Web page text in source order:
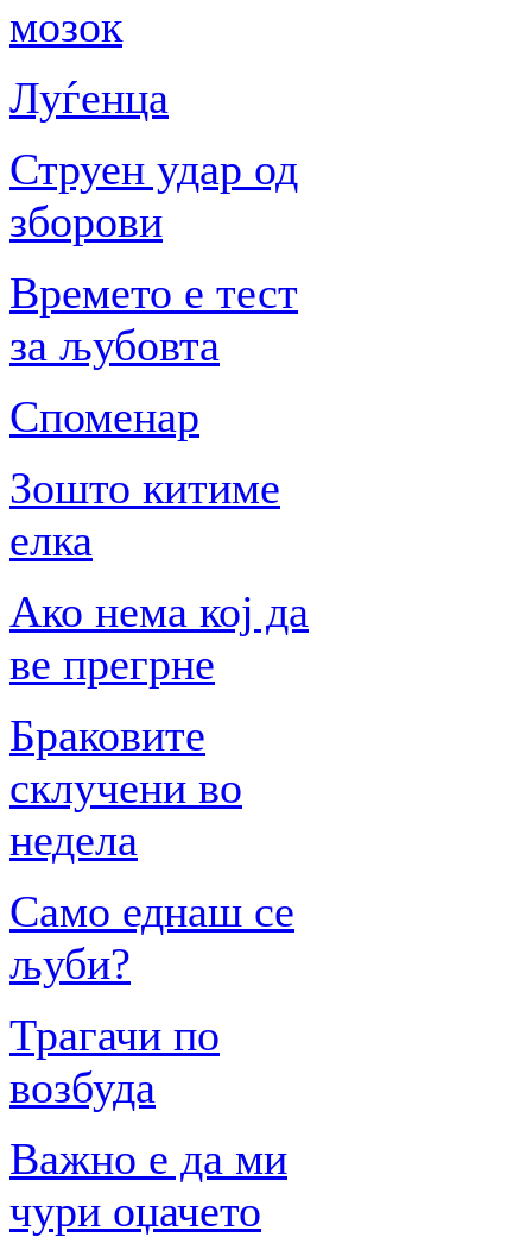
мозок
Луѓенца
Струен удар од
зборови
Времето е тест
за љубовта
Споменар
Зошто китиме
елка
Ако нема кој да
ве прегрне
Браковите
склучени во
недела
Само еднаш се
љуби?
Трагачи по
возбуда
Важно е да ми
чури оџачето